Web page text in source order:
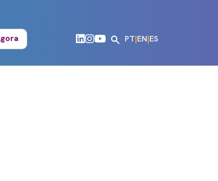
PT|EN|ES